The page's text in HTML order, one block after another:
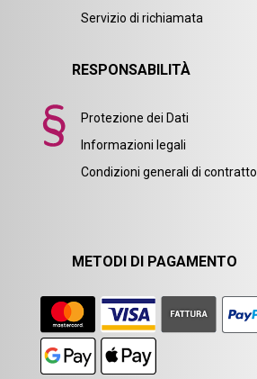
Servizio di richiamata
RESPONSABILITÀ
Protezione dei Dati
Informazioni legali
Condizioni generali di contratto
METODI DI PAGAMENTO